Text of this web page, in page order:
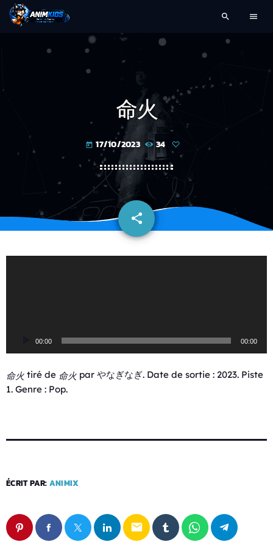
search menu
命火
today 17/10/2023 34
share
email
u
d
00:00 00:00
命火 tiré de 命火 par やなぎなぎ. Date de sortie : 2023. Piste
1. Genre : Pop.
ÉCRIT PAR: ANIMIX
email